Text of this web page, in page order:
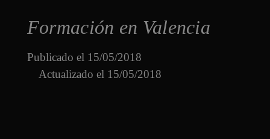
Formación en Valencia
Publicado el 15/05/2018
Actualizado el 15/05/2018